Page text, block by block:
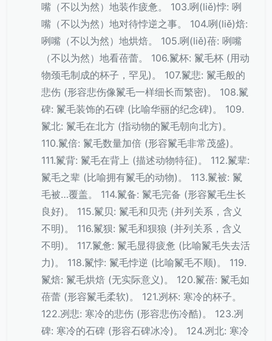
嘴（不以为然）地装作疲惫。 103.咧(liě)悖: 咧
嘴（不以为然）地对待悖逆之事。 104.咧(liě)焙:
咧嘴（不以为然）地烘焙。 105.咧(liě)蓓: 咧嘴
（不以为然）地看蓓蕾。 106.鬣杯: 鬣毛杯 (用动
物颈毛制成的杯子，罕见)。 107.鬣悲: 鬣毛般的
悲伤 (形容悲伤像鬣毛一样细长而繁密)。 108.鬣
碑: 鬣毛装饰的石碑 (比喻华丽的纪念碑)。 109.
鬣北: 鬣毛在北方 (指动物的鬣毛朝向北方)。
110.鬣倍: 鬣毛数量加倍 (形容鬣毛非常茂盛)。
111.鬣背: 鬣毛在背上 (描述动物特征)。 112.鬣辈:
鬣毛之辈 (比喻拥有鬣毛的动物)。 113.鬣被: 鬣
毛被…覆盖。 114.鬣备: 鬣毛完备 (形容鬣毛生长
良好)。 115.鬣贝: 鬣毛和贝壳 (并列关系，含义
不明)。 116.鬣狈: 鬣毛和狈狼 (并列关系，含义
不明)。 117.鬣惫: 鬣毛显得疲惫 (比喻鬣毛失去活
力)。 118.鬣悖: 鬣毛悖逆 (比喻鬣毛不顺)。 119.
鬣焙: 鬣毛烘焙 (无实际意义)。 120.鬣蓓: 鬣毛如
蓓蕾 (形容鬣毛柔软)。 121.冽杯: 寒冷的杯子。
122.冽悲: 寒冷的悲伤 (形容悲伤冷酷)。 123.冽
碑: 寒冷的石碑 (形容石碑冰冷)。 124.冽北: 寒冷